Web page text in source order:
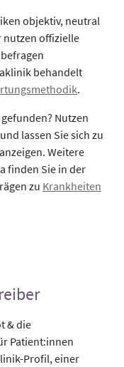
objektiv, neutral
nutzen offizielle
behandelt
.
Nutzen
und lassen Sie sich zu
Weitere
finden Sie in der
zu Krankheiten
& die
Patient:innen
Profil, einer